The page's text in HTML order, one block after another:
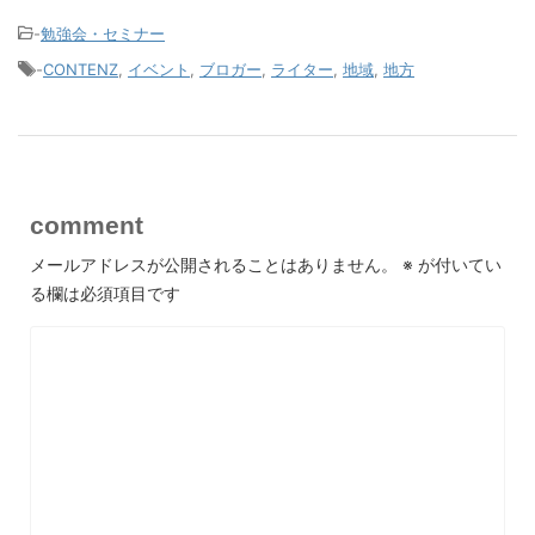
-勉強会・セミナー
-CONTENZ イベント ブロガー ライター 地域 地方
comment
メールアドレスが公開されることはありません。 ※ が付いてい
る欄は必須項目です